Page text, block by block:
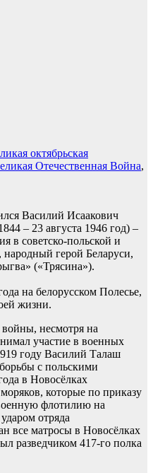
октябрьская
Отечественная Война,
Василий Исаакович
– 23 августа 1946 год) –
в советско-польской и
герой Беларуси,
(«Трясина»).
на белорусском Полесье,
жизни.
войны, несмотря на
участие в военных
году Василий Талаш
с польскими
в Новосёлках
которые по приказу
флотилию на
отряда
все матросы в Новосёлках
разведчиком 417-го полка